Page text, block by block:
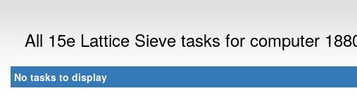
All 15e Lattice Sieve tasks for computer
No tasks to display